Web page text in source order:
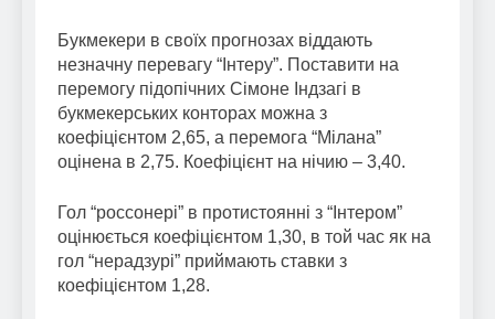
Букмекери в своїх прогнозах віддають
незначну перевагу “Інтеру”. Поставити на
перемогу підопічних Сімоне Індзагі в
букмекерських конторах можна з
коефіцієнтом 2,65, а перемога “Мілана”
оцінена в 2,75. Коефіцієнт на нічию – 3,40.
Гол “россонері” в протистоянні з “Інтером”
оцінюється коефіцієнтом 1,30, в той час як на
гол “нерадзурі” приймають ставки з
коефіцієнтом 1,28.